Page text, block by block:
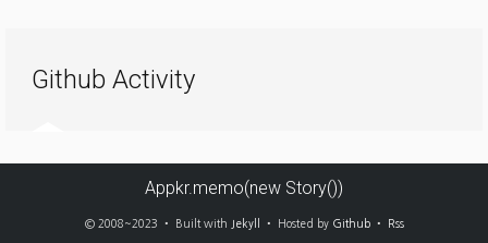
Github Activity
Appkr.memo(new Story())
© 2008~2023 • Built with Jekyll • Hosted by Github• Rss